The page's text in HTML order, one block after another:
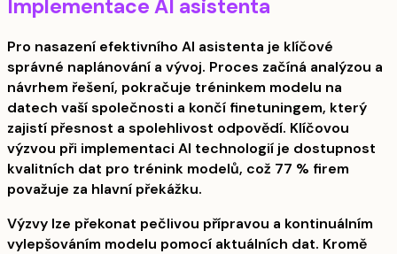
Implementace AI asistenta
Pro nasazení efektivního AI asistenta je klíčové
správné naplánování a vývoj. Proces začíná analýzou a
návrhem řešení, pokračuje tréninkem modelu na
datech vaší společnosti a končí finetuningem, který
zajistí přesnost a spolehlivost odpovědí. Klíčovou
výzvou při implementaci AI technologií je dostupnost
kvalitních dat pro trénink modelů, což 77 % firem
považuje za hlavní překážku.
Výzvy lze překonat pečlivou přípravou a kontinuálním
vylepšováním modelu pomocí aktuálních dat. Kromě